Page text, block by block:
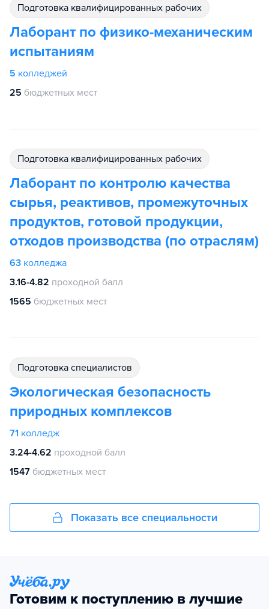
подготовка квалифицированных рабочих
Лаборант по физико-механическим
испытаниям
5 колледжей
25 бюджетных мест
подготовка квалифицированных рабочих
Лаборант по контролю качества
сырья, реактивов, промежуточных
продуктов, готовой продукции,
отходов производства (по отраслям)
63 колледжа
3.16-4.82 проходной балл
1565 бюджетных мест
подготовка специалистов
Экологическая безопасность
природных комплексов
71 колледж
3.24-4.62 проходной балл
1547 бюджетных мест
Показать все специальности
Готовим к поступлению в лучшие